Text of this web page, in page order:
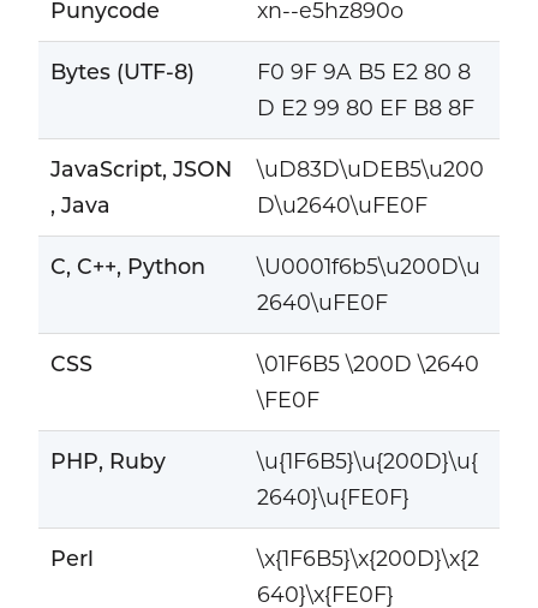
Punycode xn--e5hz890o
Bytes (UTF-8)
F0 9F 9A B5 E2 80 8
D E2 99 80 EF B8 8F
JavaScript, JSON
, Java
\uD83D\uDEB5\u200
D\u2640\uFE0F
C, C++, Python
\U0001f6b5\u200D\u
2640\uFE0F
CSS
\01F6B5 \200D \2640
\FE0F
PHP, Ruby
\u{1F6B5}\u{200D}\u{
2640}\u{FE0F}
Perl
\x{1F6B5}\x{200D}\x{2
640}\x{FE0F}